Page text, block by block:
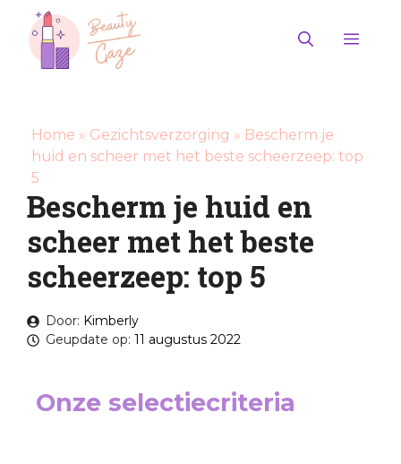
naar
Home » Gezichtsverzorging » Bescherm je
huid en scheer met het beste scheerzeep: top
5
Bescherm je huid en
scheer met het beste
scheerzeep: top 5
Door: Kimberly
Geupdate op: 11 augustus 2022
Onze selectiecriteria